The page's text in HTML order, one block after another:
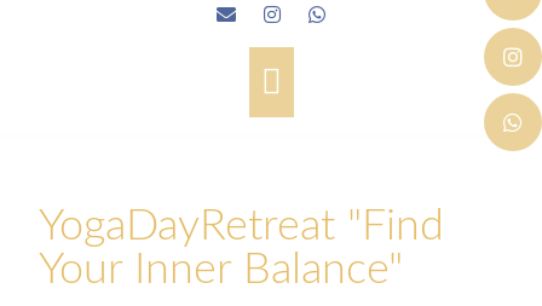
YogaDayRetreat "Find
Your Inner Balance"